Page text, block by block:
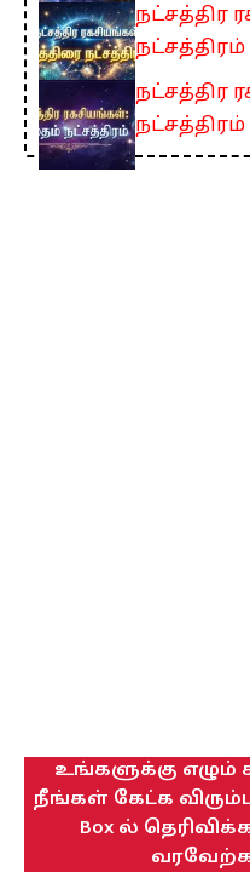
நட்சத்திர
நட்சத்திரம்
நட்சத்திர
நட்சத்திரம்
உங்களுக்கு
நீங்கள் கேட்க
Box ல்